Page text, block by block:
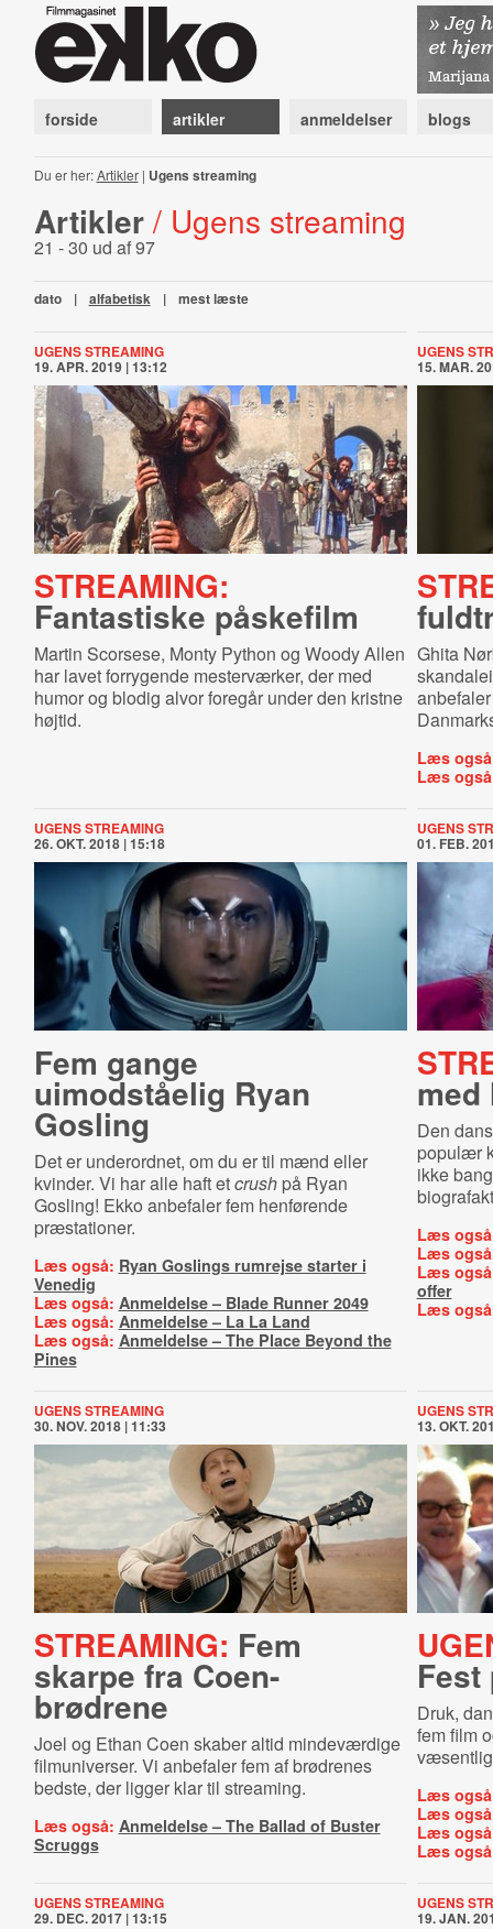
forside artikler anmeldelser blogs
Du er her:Artikler| Ugens streaming
Artikler / Ugens streaming
21 - 30 ud af 97
dato | alfabetisk | mest læste
UGENS STREAMING
19. APR. 2019 | 13:12
STREAMING:
Fantastiske påskefilm
Martin Scorsese, Monty Python og Woody Allen
har lavet forrygende mesterværker, der med
humor og blodig alvor foregår under den kristne
højtid.
UGENS
15. MAR.
Ghita
Læs
Læs
UGENS STREAMING
26. OKT. 2018 | 15:18
Fem gange
uimodståelig Ryan
Gosling
Det er underordnet, om du er til mænd eller
kvinder. Vi har alle haft etcrushpå Ryan
Gosling! Ekko anbefaler fem henførende
præstationer.
Læs også: Ryan Goslings rumrejse starter i
Venedig
Læs også: Anmeldelse – Blade Runner 2049
Læs også: Anmeldelse – La La Land
Læs også: Anmeldelse – The Place Beyond the
Pines
UGENS
01. FEB.
med
Den
populær
ikke
Læs
Læs
Læs
offer
Læs
UGENS STREAMING
30. NOV. 2018 | 11:33
STREAMING: Fem
skarpe fra Coen-
brødrene
Joel og Ethan Coen skaber altid mindeværdige
filmuniverser. Vi anbefaler fem af brødrenes
bedste, der ligger klar til streaming.
Læs også: Anmeldelse – The Ballad of Buster
Scruggs
UGENS
13. OKT.
Fest
Druk,
fem film
Læs
Læs
Læs
Læs
UGENS STREAMING
29. DEC. 2017 | 13:15
UGENS
19. JAN.